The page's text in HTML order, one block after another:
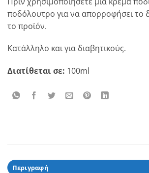
ποδόλουτρο για να απορροφήσει το
το προϊόν.
Κατάλληλο και για διαβητικούς.
Διατίθεται σε: 100ml
Περιγραφή